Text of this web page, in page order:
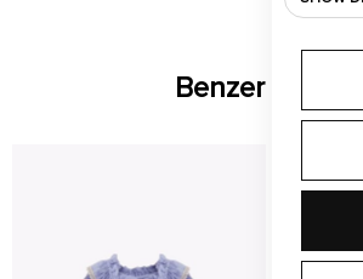
Benzer Ürünler